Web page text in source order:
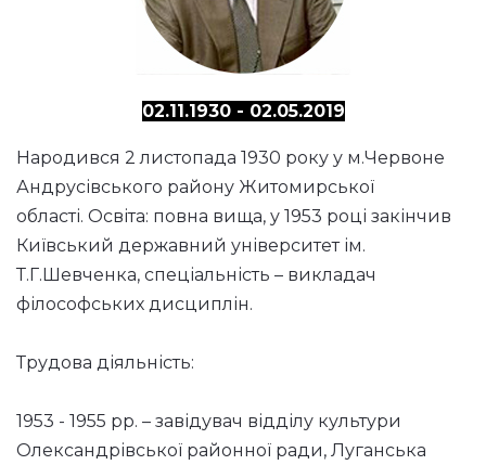
02.11.1930 - 02.05.2019
Народився 2 листопада 1930 року у м.Червоне
Андрусівського району Житомирської
області. Освіта: повна вища, у 1953 році закінчив
Київський державний університет ім.
Т.Г.Шевченка, спеціальність – викладач
філософських дисциплін.
Трудова діяльність:
1953 - 1955 рр. – завідувач відділу культури
Олександрівської районної ради, Луганська